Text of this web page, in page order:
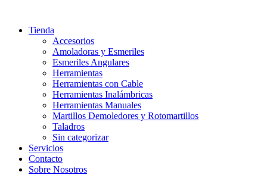
contenidoTienda
Accesorios
Amoladoras y Esmeriles
Esmeriles Angulares
Herramientas
Herramientas con Cable
Herramientas Inalámbricas
Herramientas Manuales
Martillos Demoledores y Rotomartillos
Taladros
Sin categorizar
Servicios
Contacto
Sobre Nosotros